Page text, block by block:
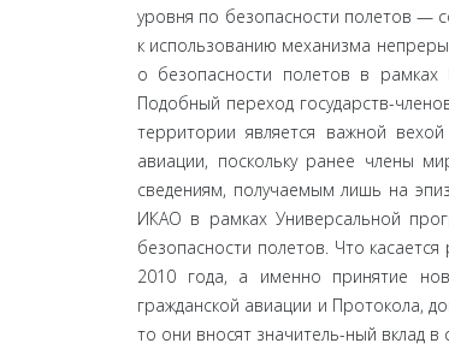
уровня по безопасности полетов —
к использованию механизма
о безопасности полетов в
Подобный переход государств-
территории является важной
авиации, посколь­ку ранее члены
сведениям, получа­емым лишь на
ИКАО в рамках Уни­версальной
безопасности полетов. Что
2010 года, а именно принятие
гражданской авиации и Прото­кола,
то они вносят значитель-ный вклад